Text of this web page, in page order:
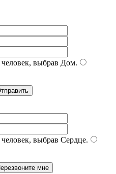
выбрав Дом.
выбрав Сердце.